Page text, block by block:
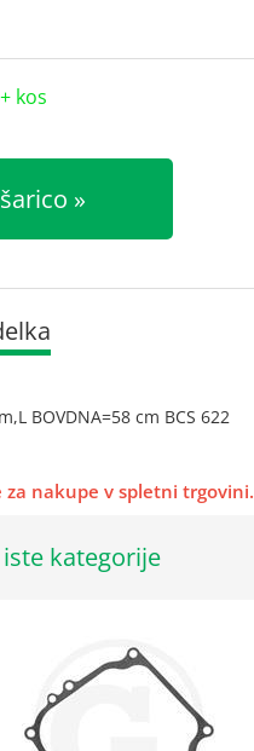
kos
BOVDNA=58 cm BCS 622
za nakupe v spletni trgovini.
kategorije